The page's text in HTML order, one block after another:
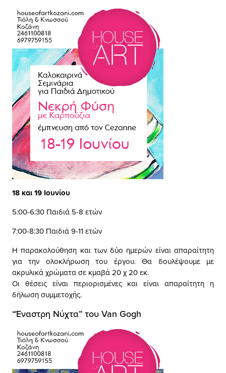
18 και 19 Ιουνίου
5:00-6:30 Παιδιά 5-8 ετών
7:00-8:30 Παιδιά 9-11 ετών
Η παρακολούθηση και των δύο ημερών είναι απαραίτητη
για την ολοκλήρωση του έργου. Θα δουλέψουμε με
ακρυλικά χρώματα σε κμαβά 20 χ 20 εκ.
Οι θέσεις είναι περιορισμένες και είναι απαραίτητη η
δήλωση συμμετοχής.
“Έναστρη Νύχτα” του Van Gogh